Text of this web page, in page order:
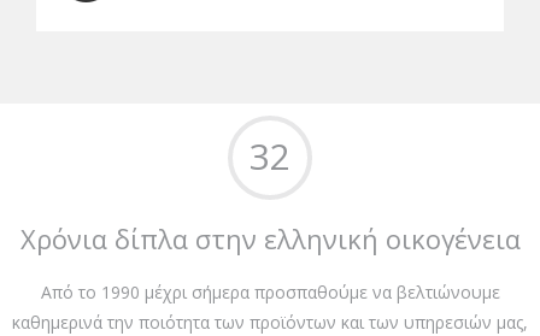
32
Χρόνια δίπλα στην ελληνική οικογένεια
Από το 1990 μέχρι σήμερα προσπαθούμε να βελτιώνουμε
καθημερινά την ποιότητα των προϊόντων και των υπηρεσιών μας,